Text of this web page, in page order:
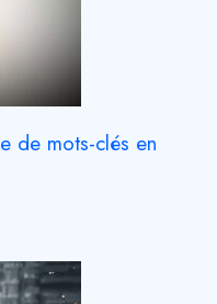
de mots-clés en